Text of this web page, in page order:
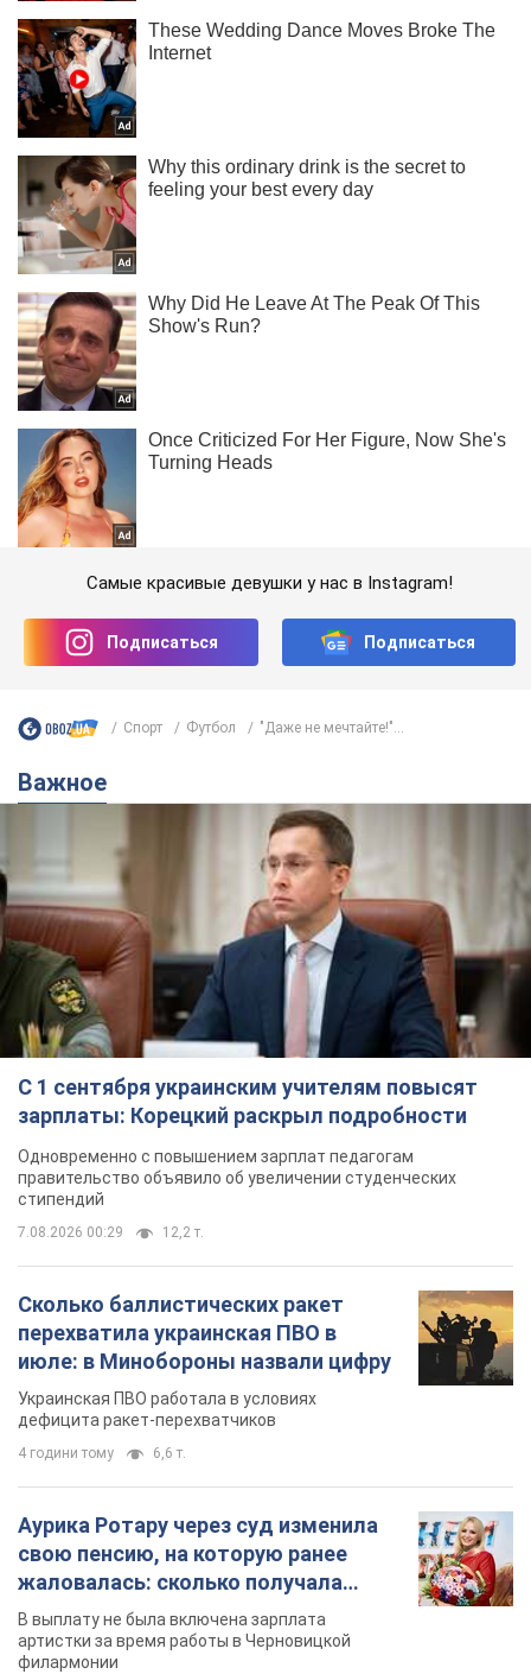
Самые красивые девушки у нас в Instagram!
Подписаться Подписаться
Спорт Футбол "Даже не мечтайте!"...
Важное
С 1 сентября украинским учителям повысят
зарплаты: Корецкий раскрыл подробности
Одновременно с повышением зарплат педагогам
правительство объявило об увеличении студенческих
стипендий
7.08.2026 00:29 12,2 т.
Сколько баллистических ракет
перехватила украинская ПВО в
июле: в Минобороны назвали цифру
Украинская ПВО работала в условиях
дефицита ракет-перехватчиков
4 години тому 6,6 т.
Аурика Ротару через суд изменила
свою пенсию, на которую ранее
жаловалась: сколько получала
певица
В выплату не была включена зарплата
артистки за время работы в Черновицкой
филармонии